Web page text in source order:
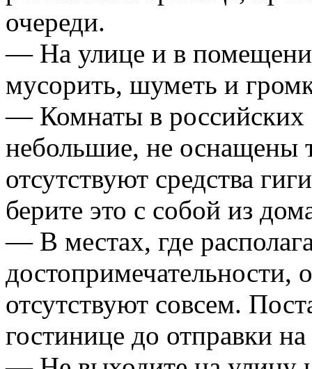
очереди.
— На улице и в
мусорить, шуметь и
— Комнаты в российских
небольшие, не оснащены
отсутствуют средства
берите это с собой из
— В местах, где
достопримечательности,
отсутствуют совсем.
гостинице до отправки